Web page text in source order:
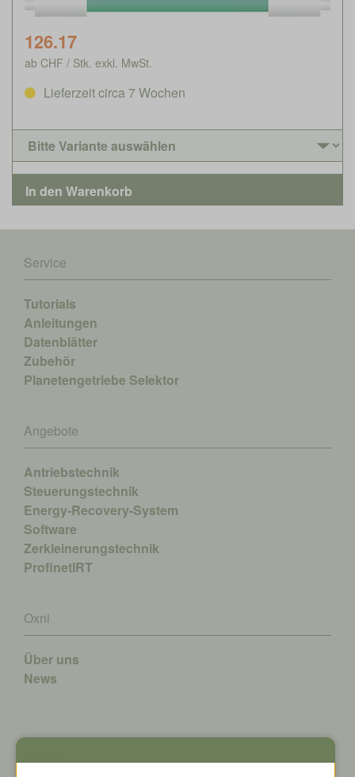
126.17
ab CHF / Stk. exkl. MwSt.
Lieferzeit circa 7 Wochen
Service
Tutorials
Anleitungen
Datenblätter
Zubehör
Planetengetriebe Selektor
Angebote
Antriebstechnik
Steuerungstechnik
Energy-Recovery-System
Software
Zerkleinerungstechnik
ProfinetIRT
Oxni
Über uns
News